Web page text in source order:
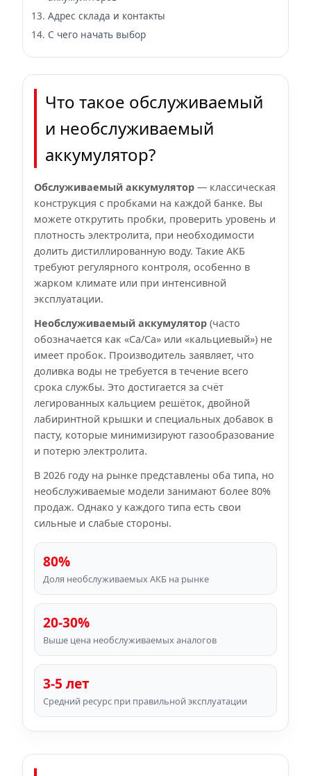
Адрес склада и контакты
С чего начать выбор
Что такое обслуживаемый
и необслуживаемый
аккумулятор?
Обслуживаемый аккумулятор — классическая
конструкция с пробками на каждой банке. Вы
можете открутить пробки, проверить уровень и
плотность электролита, при необходимости
долить дистиллированную воду. Такие АКБ
требуют регулярного контроля, особенно в
жарком климате или при интенсивной
эксплуатации.
Необслуживаемый аккумулятор (часто
обозначается как «Ca/Ca» или «кальциевый») не
имеет пробок. Производитель заявляет, что
доливка воды не требуется в течение всего
срока службы. Это достигается за счёт
легированных кальцием решёток, двойной
лабиринтной крышки и специальных добавок в
пасту, которые минимизируют газообразование
и потерю электролита.
В 2026 году на рынке представлены оба типа, но
необслуживаемые модели занимают более 80%
продаж. Однако у каждого типа есть свои
сильные и слабые стороны.
80%
Доля необслуживаемых АКБ на рынке
20-30%
Выше цена необслуживаемых аналогов
3-5 лет
Средний ресурс при правильной эксплуатации